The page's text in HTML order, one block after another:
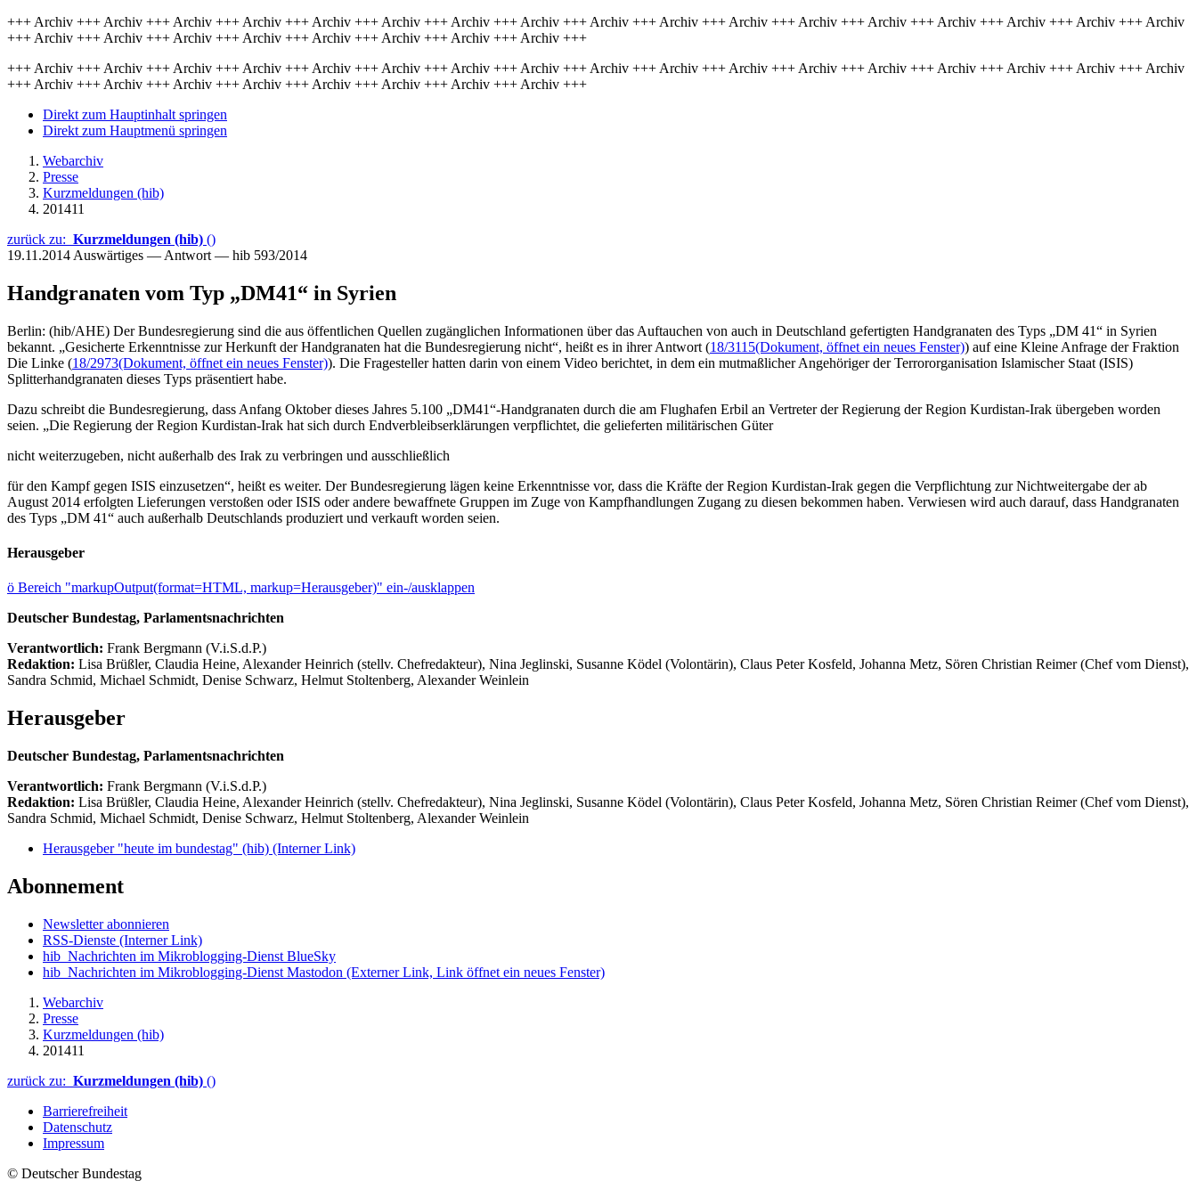
+++ Archiv +++ Archiv +++ Archiv +++ Archiv +++ Archiv +++ Archiv +++ Archiv +++ Archiv +++ Archiv +++ Archiv +++ Archiv +++ Archiv +++ Archiv +++ Archiv +++ Archiv +++ Archiv +++ Archiv
+++ Archiv +++ Archiv +++ Archiv +++ Archiv +++ Archiv +++ Archiv +++ Archiv +++ Archiv +++
+++ Archiv +++ Archiv +++ Archiv +++ Archiv +++ Archiv +++ Archiv +++ Archiv +++ Archiv +++ Archiv +++ Archiv +++ Archiv +++ Archiv +++ Archiv +++ Archiv +++ Archiv +++ Archiv +++ Archiv
+++ Archiv +++ Archiv +++ Archiv +++ Archiv +++ Archiv +++ Archiv +++ Archiv +++ Archiv +++
Direkt zum Hauptinhalt springen
Direkt zum Hauptmenü springen
Webarchiv
Presse
Kurzmeldungen (hib)
201411
zurück zu: Kurzmeldungen (hib) ()
19.11.2014 Auswärtiges — Antwort — hib 593/2014
Handgranaten vom Typ „DM41“ in Syrien
Berlin: (hib/AHE) Der Bundesregierung sind die aus öffentlichen Quellen zugänglichen Informationen über das Auftauchen von auch in Deutschland gefertigten Handgranaten des Typs „DM 41“ in Syrien
bekannt. „Gesicherte Erkenntnisse zur Herkunft der Handgranaten hat die Bundesregierung nicht“, heißt es in ihrer Antwort (18/3115(Dokument, öffnet ein neues Fenster)) auf eine Kleine Anfrage der Fraktion
Die Linke (18/2973(Dokument, öffnet ein neues Fenster)). Die Fragesteller hatten darin von einem Video berichtet, in dem ein mutmaßlicher Angehöriger der Terrororganisation Islamischer Staat (ISIS)
Splitterhandgranaten dieses Typs präsentiert habe.
Dazu schreibt die Bundesregierung, dass Anfang Oktober dieses Jahres 5.100 „DM41“-Handgranaten durch die am Flughafen Erbil an Vertreter der Regierung der Region Kurdistan-Irak übergeben worden
seien. „Die Regierung der Region Kurdistan-Irak hat sich durch Endverbleibserklärungen verpflichtet, die gelieferten militärischen Güter
nicht weiterzugeben, nicht außerhalb des Irak zu verbringen und ausschließlich
für den Kampf gegen ISIS einzusetzen“, heißt es weiter. Der Bundesregierung lägen keine Erkenntnisse vor, dass die Kräfte der Region Kurdistan-Irak gegen die Verpflichtung zur Nichtweitergabe der ab
August 2014 erfolgten Lieferungen verstoßen oder ISIS oder andere bewaffnete Gruppen im Zuge von Kampfhandlungen Zugang zu diesen bekommen haben. Verwiesen wird auch darauf, dass Handgranaten
des Typs „DM 41“ auch außerhalb Deutschlands produziert und verkauft worden seien.
Herausgeber
ö Bereich "markupOutput(format=HTML, markup=Herausgeber)" ein-/ausklappen
Deutscher Bundestag, Parlamentsnachrichten
Verantwortlich: Frank Bergmann (V.i.S.d.P.)
Redaktion: Lisa Brüßler, Claudia Heine, Alexander Heinrich (stellv. Chefredakteur), Nina Jeglinski, Susanne Ködel (Volontärin), Claus Peter Kosfeld, Johanna Metz, Sören Christian Reimer (Chef vom Dienst),
Sandra Schmid, Michael Schmidt, Denise Schwarz, Helmut Stoltenberg, Alexander Weinlein
Herausgeber
Deutscher Bundestag, Parlamentsnachrichten
Verantwortlich: Frank Bergmann (V.i.S.d.P.)
Redaktion: Lisa Brüßler, Claudia Heine, Alexander Heinrich (stellv. Chefredakteur), Nina Jeglinski, Susanne Ködel (Volontärin), Claus Peter Kosfeld, Johanna Metz, Sören Christian Reimer (Chef vom Dienst),
Sandra Schmid, Michael Schmidt, Denise Schwarz, Helmut Stoltenberg, Alexander Weinlein
Herausgeber "heute im bundestag" (hib) (Interner Link)
Abonnement
Newsletter abonnieren
RSS-Dienste (Interner Link)
hib_Nachrichten im Mikroblogging-Dienst BlueSky
hib_Nachrichten im Mikroblogging-Dienst Mastodon (Externer Link, Link öffnet ein neues Fenster)
Webarchiv
Presse
Kurzmeldungen (hib)
201411
zurück zu: Kurzmeldungen (hib) ()
Barrierefreiheit
Datenschutz
Impressum
© Deutscher Bundestag